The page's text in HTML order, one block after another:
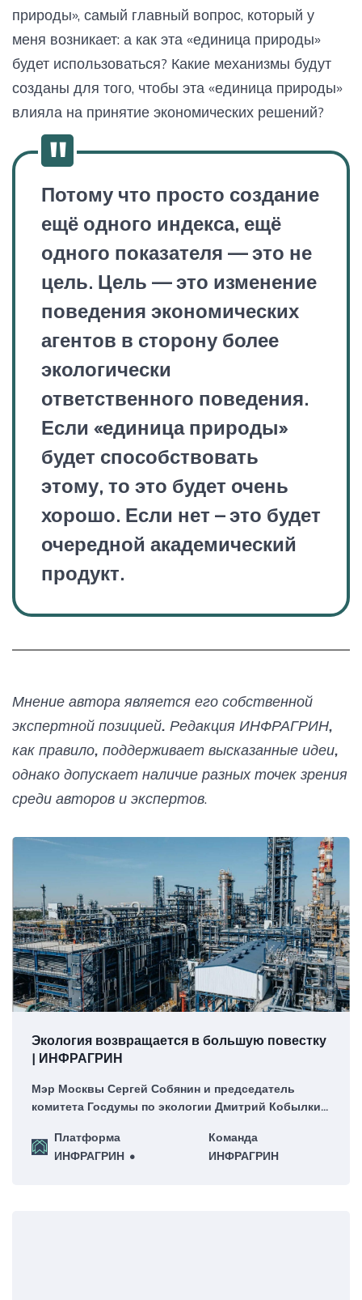
природы», самый главный вопрос, который у
меня возникает: а как эта «единица природы»
будет использоваться? Какие механизмы будут
созданы для того, чтобы эта «единица природы»
влияла на принятие экономических решений?
Потому что просто создание
ещё одного индекса, ещё
одного показателя — это не
цель. Цель — это изменение
поведения экономических
агентов в сторону более
экологически
ответственного поведения.
Если «единица природы»
будет способствовать
этому, то это будет очень
хорошо. Если нет – это будет
очередной академический
продукт.
Мнение автора является его собственной
экспертной позицией. Редакция ИНФРАГРИН,
как правило, поддерживает высказанные идеи,
однако допускает наличие разных точек зрения
среди авторов и экспертов.
Экология возвращается в большую повестку
| ИНФРАГРИН
Мэр Москвы Сергей Собянин и председатель
комитета Госдумы по экологии Дмитрий Кобылкин
Платформа
ИНФРАГРИН
Команда
ИНФРАГРИН